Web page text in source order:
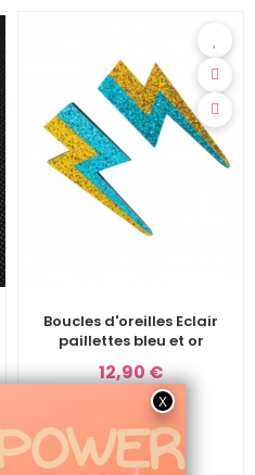
Boucles d'oreilles Eclair
paillettes bleu et or
12,90 €